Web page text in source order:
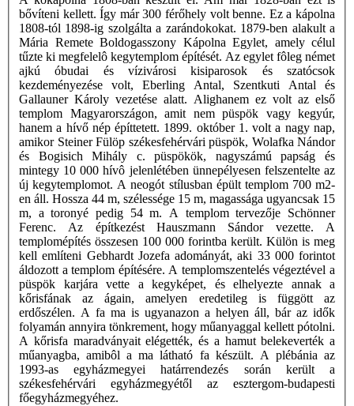
bővíteni kellett. Így már 300 férőhely volt benne. Ez a kápolna
1808-tól 1898-ig szolgálta a zarándokokat. 1879-ben alakult a
Mária Remete Boldogasszony Kápolna Egylet, amely célul
tűzte ki megfelelô kegytemplom építését. Az egylet fôleg német
ajkú óbudai és vízivárosi kisiparosok és szatócsok
kezdeményezése volt, Eberling Antal, Szentkuti Antal és
Gallauner Károly vezetése alatt. Alighanem ez volt az első
templom Magyarországon, amit nem püspök vagy kegyúr,
hanem a hívő nép építtetett. 1899. október 1. volt a nagy nap,
amikor Steiner Fülöp székesfehérvári püspök, Wolafka Nándor
és Bogisich Mihály c. püspökök, nagyszámú papság és
mintegy 10 000 hívô jelenlétében ünnepélyesen felszentelte az
új kegytemplomot. A neogót stílusban épült templom 700 m2-
en áll. Hossza 44 m, szélessége 15 m, magassága ugyancsak 15
m, a toronyé pedig 54 m. A templom tervezője Schönner
Ferenc. Az építkezést Hauszmann Sándor vezette. A
templomépítés összesen 100 000 forintba került. Külön is meg
kell említeni Gebhardt Jozefa adományát, aki 33 000 forintot
áldozott a templom építésére. A templomszentelés végeztével a
püspök karjára vette a kegyképet, és elhelyezte annak a
kőrisfának az ágain, amelyen eredetileg is függött az
erdőszélen. A fa ma is ugyanazon a helyen áll, bár az idők
folyamán annyira tönkrement, hogy műanyaggal kellett pótolni.
A kőrisfa maradványait elégették, és a hamut belekeverték a
műanyagba, amibôl a ma látható fa készült. A plébánia az
1993-as egyházmegyei határrendezés során került a
székesfehérvári egyházmegyétől az esztergom-budapesti
főegyházmegyéhez.